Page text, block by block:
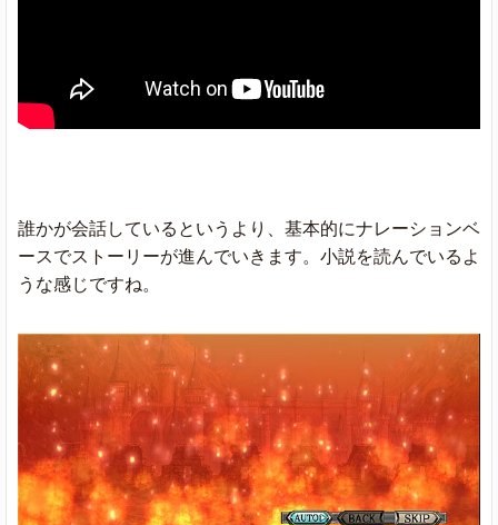
誰かが会話しているというより、基本的にナレーションベ
ースでストーリーが進んでいきます。小説を読んでいるよ
うな感じですね。